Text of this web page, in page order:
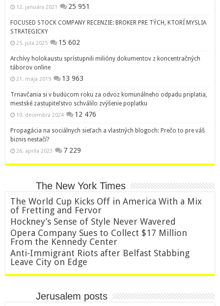
12. januára 2021 25 951
FOCUSED STOCK COMPANY RECENZIE: BROKER PRE TÝCH, KTORÍ MYSLIA
STRATEGICKY
25. júla 2025 15 602
Archívy holokaustu sprístupnili milióny dokumentov z koncentračných
táborov online
21. mája 2019 13 963
Trnavčania si v budúcom roku za odvoz komunálneho odpadu priplatia,
mestské zastupiteľstvo schválilo zvýšenie poplatku
10. decembra 2024 12 476
Propagácia na sociálnych sieťach a vlastných blogoch: Prečo to pre váš
biznis nestačí?
26. apríla 2023 7 229
The New York Times
The World Cup Kicks Off in America With a Mix
of Fretting and Fervor
Hockney’s Sense of Style Never Wavered
Opera Company Sues to Collect $17 Million
From the Kennedy Center
Anti-Immigrant Riots after Belfast Stabbing
Leave City on Edge
Jerusalem posts